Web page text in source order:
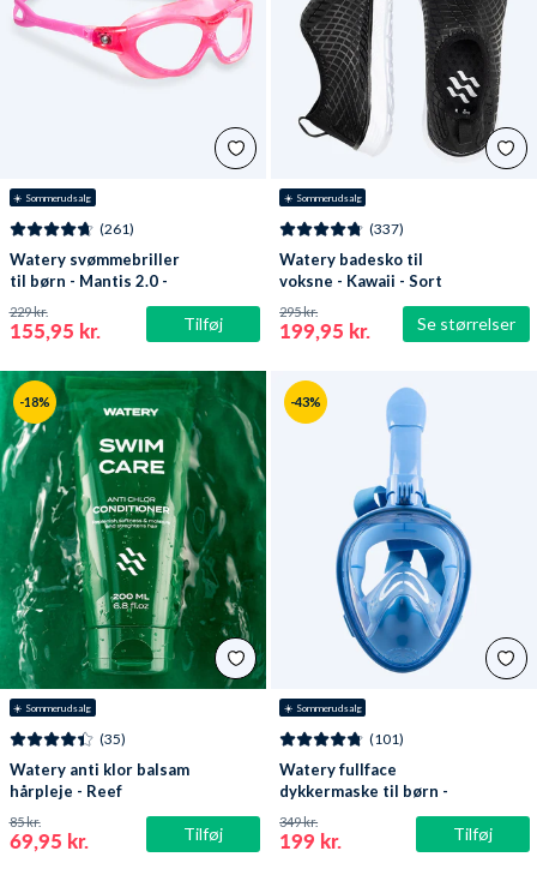
☀️ Sommerudsalg
Tilføj
(261)
Watery svømmebriller
til børn - Mantis 2.0 -
Atlantic Pink/klar
155,95 kr.
229 kr.
☀️ Sommerudsalg
Se størrelser
(337)
Watery badesko til
voksne - Kawaii - Sort
199,95 kr.
295 kr.
-18%
☀️ Sommerudsalg
Tilføj
(35)
Watery anti klor balsam
hårpleje - Reef
69,95 kr.
85 kr.
-43%
☀️ Sommerudsalg
Tilføj
(101)
Watery fullface
dykkermaske til børn -
Oxygen - Atlantic Blue
199 kr.
349 kr.